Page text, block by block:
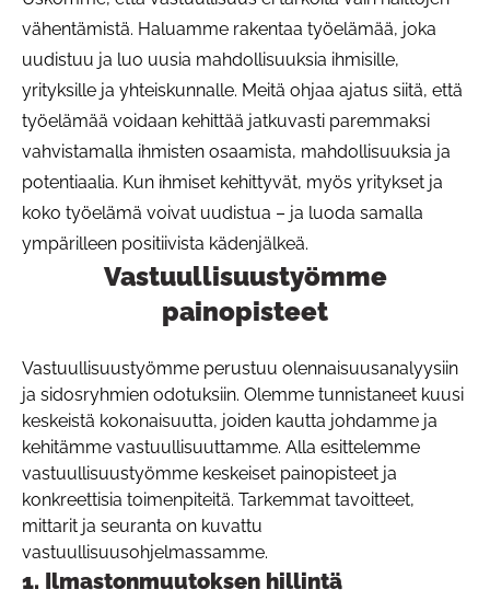
vähentämistä. Haluamme rakentaa työelämää, joka
uudistuu ja luo uusia mahdollisuuksia ihmisille,
yrityksille ja yhteiskunnalle. Meitä ohjaa ajatus siitä, että
työelämää voidaan kehittää jatkuvasti paremmaksi
vahvistamalla ihmisten osaamista, mahdollisuuksia ja
potentiaalia. Kun ihmiset kehittyvät, myös yritykset ja
koko työelämä voivat uudistua – ja luoda samalla
ympärilleen positiivista kädenjälkeä.
Vastuullisuustyömme
painopisteet
Vastuullisuustyömme perustuu olennaisuusanalyysiin
ja sidosryhmien odotuksiin. Olemme tunnistaneet kuusi
keskeistä kokonaisuutta, joiden kautta johdamme ja
kehitämme vastuullisuuttamme. Alla esittelemme
vastuullisuustyömme keskeiset painopisteet ja
konkreettisia toimenpiteitä. Tarkemmat tavoitteet,
mittarit ja seuranta on kuvattu
vastuullisuusohjelmassamme.
1. Ilmastonmuutoksen hillintä